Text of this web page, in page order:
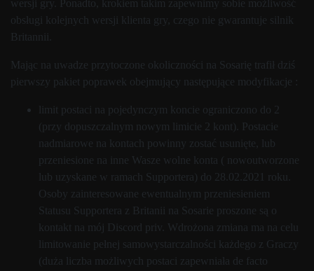
wersji gry. Ponadto, krokiem takim zapewnimy sobie możliwość
obsługi kolejnych wersji klienta gry, czego nie gwarantuje silnik
Britannii.
Mając na uwadze przytoczone okoliczności na Sosarię trafił dziś
pierwszy pakiet poprawek obejmujący następujące modyfikacje :
limit postaci na pojedynczym koncie ograniczono do 2
(przy dopuszczalnym nowym limicie 2 kont). Postacie
nadmiarowe na kontach powinny zostać usunięte, lub
przeniesione na inne Wasze wolne konta ( nowoutworzone
lub uzyskane w ramach Supportera) do 28.02.2021 roku.
Osoby zainteresowane ewentualnym przeniesieniem
Statusu Supportera z Britanii na Sosarie proszone są o
kontakt na mój Discord priv. Wdrożona zmiana ma na celu
limitowanie pełnej samowystarczalności każdego z Graczy
(duża liczba możliwych postaci zapewniała de facto